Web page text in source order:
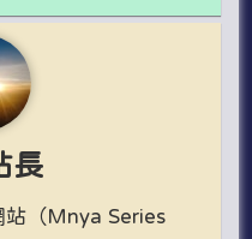
長
站（Mnya Series